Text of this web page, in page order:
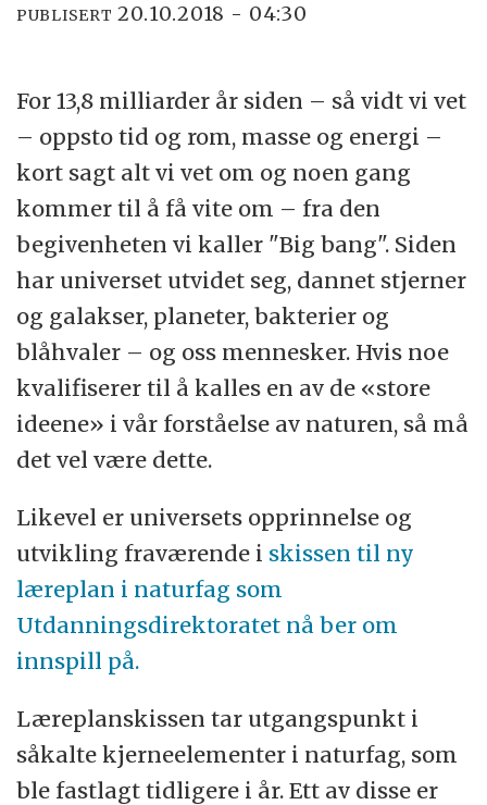
PUBLISERT 20.10.2018 - 04:30
For 13,8 milliarder år siden – så vidt vi vet
– oppsto tid og rom, masse og energi –
kort sagt alt vi vet om og noen gang
kommer til å få vite om – fra den
begivenheten vi kaller "Big bang". Siden
har universet utvidet seg, dannet stjerner
og galakser, planeter, bakterier og
blåhvaler – og oss mennesker. Hvis noe
kvalifiserer til å kalles en av de «store
ideene» i vår forståelse av naturen, så må
det vel være dette.
Likevel er universets opprinnelse og
utvikling fraværende i skissen til ny
læreplan i naturfag som
Utdanningsdirektoratet nå ber om
innspill på.
Læreplanskissen tar utgangspunkt i
såkalte kjerneelementer i naturfag, som
ble fastlagt tidligere i år. Ett av disse er